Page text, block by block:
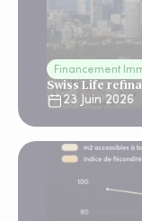
Financement
Swiss Life
23 Juin 2026